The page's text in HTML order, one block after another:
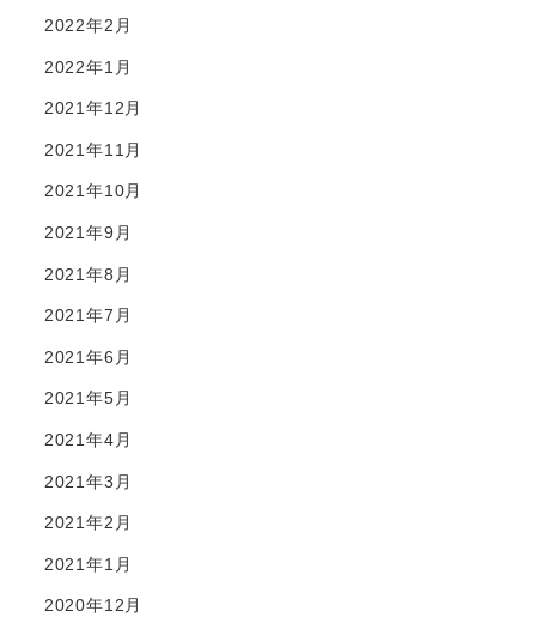
2022年2月
2022年1月
2021年12月
2021年11月
2021年10月
2021年9月
2021年8月
2021年7月
2021年6月
2021年5月
2021年4月
2021年3月
2021年2月
2021年1月
2020年12月